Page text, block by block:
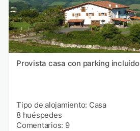
Provista casa con parking incluído
Tipo de alojamiento: Casa
8 huéspedes
Comentarios: 9